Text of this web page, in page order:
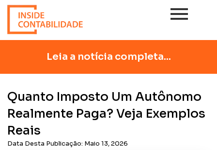
Leia a notícia completa...
Quanto Imposto Um Autônomo
Realmente Paga? Veja Exemplos
Reais
Data Desta Publicação: Maio 13, 2026